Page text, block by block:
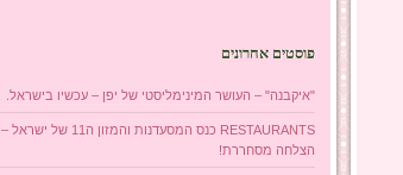
פוסטים אחרונים
"איקבנה" – העושר המינימליסטי של יפן – עכשיו בישראל.
RESTAURANTS כנס המסעדנות והמזון ה11 של ישראל –
הצלחה מסחררת!